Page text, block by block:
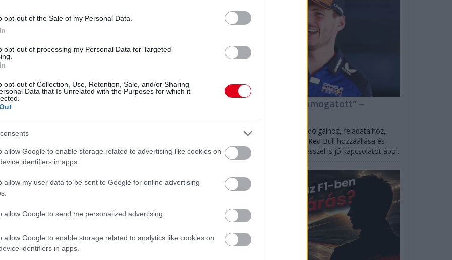
opt-out of the Sale of my Personal Data.
opt-out of processing my Personal Data for Targeted
opt-out of Collection, Use, Retention, Sale, and/or Sharing
Data that Is Unrelated with the Purposes for which it
allow Google to enable storage related to advertising like cookies on
identifiers in apps.
allow my user data to be sent to Google for online advertising
allow Google to send me personalized advertising.
allow Google to enable storage related to analytics like cookies on
identifiers in apps.
a McLarennél, nem borítaná fel
podcastben David Coultharddal beszélgetve
csapatfőnöke – korábbi csapattársa, a podcast egyik
Max Verstappent, ha esélye nyílna rá.
a piacon. De amit mindig látok a McLarennél, az az, hogy
egész képet. Ezt folyamatosan így csinálják, mert ez az
rendelkező csapat felépítése” – magyarázta a
válasz egyszerű: a lehető legkisebbre csökkenteném
Ha egy csapatnak két kiváló pilótája van, miért kellene
nem változtatna Lando Norris és Oscar Piastri kettősén, és
bajnokkal is rendelkeznek.
a McLarennél! Ez csak azt bizonyítja, hogy egyáltalán
egyszerűen jó. Bár néha nehéz eset voltál, ne
időkön.
„A Red Bull mindig támogatott” –
Verstappen
Tudja, hogy az F1-en kívüli dolgaihoz, feladataihoz,
projektjeihez nagyon kell a Red Bull hozzáállása és
támogatása. Laurent Mekiesszel is jó kapcsolatot ápol.
F1